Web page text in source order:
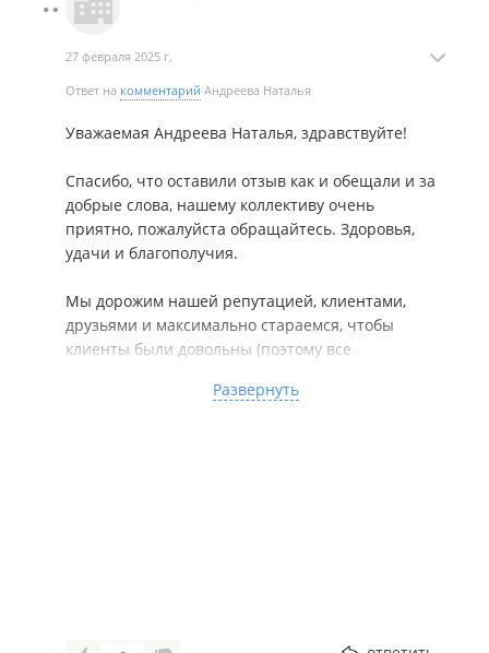
27 февраля 2025 г.
Ответ на комментарий Андреева Наталья
Уважаемая Андреева Наталья, здравствуйте!
Спасибо, что оставили отзыв как и обещали и за
добрые слова, нашему коллективу очень
приятно, пожалуйста обращайтесь. Здоровья,
удачи и благополучия.
Мы дорожим нашей репутацией, клиентами,
друзьями и максимально стараемся, чтобы
клиенты были довольны (поэтому все
Развернуть